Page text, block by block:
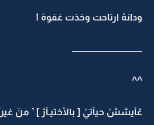
ودانهً ارتاحت وخذت غفوهَ !
ــــــــــــــــــــــــــــــــــــــــ
^^
عًآيششً حيآتيً [ بالأختيـآرً ] ’ منَ